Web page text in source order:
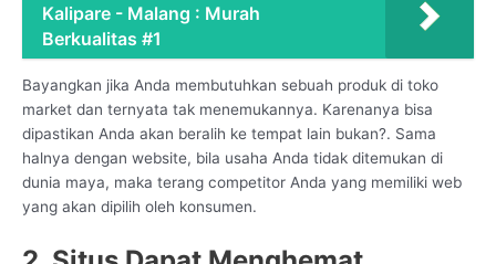
Kalipare - Malang : Murah
Berkualitas #1
Bayangkan jika Anda membutuhkan sebuah produk di toko
market dan ternyata tak menemukannya. Karenanya bisa
dipastikan Anda akan beralih ke tempat lain bukan?. Sama
halnya dengan website, bila usaha Anda tidak ditemukan di
dunia maya, maka terang competitor Anda yang memiliki web
yang akan dipilih oleh konsumen.